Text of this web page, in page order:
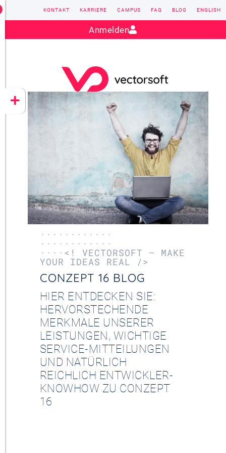
CONZEPT 16
YEET
Kontakt:sales@vectorsoft.de
KONTAKT KARRIERE CAMPUS FAQ BLOG ENGLISH
Anmelden
············
············
····<! VECTORSOFT – MAKE
YOUR IDEAS REAL />
CONZEPT 16 BLOG
HIER ENTDECKEN SIE:
HERVORSTECHENDE
MERKMALE UNSERER
LEISTUNGEN, WICHTIGE
SERVICE-MITTEILUNGEN
UND NATÜRLICH
REICHLICH ENTWICKLER-
KNOWHOW ZU CONZEPT
16